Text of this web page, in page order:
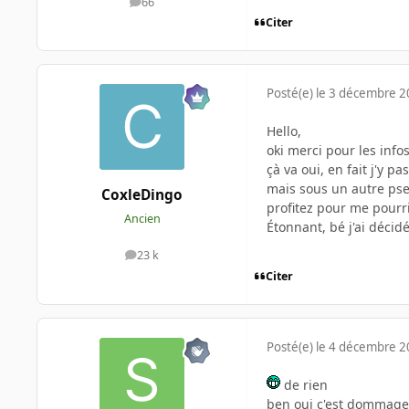
messages
Citer
CoxleDingo
Ancien
23 k
messages
Posté(e) le 3 décembre
Hello,
oki merci pour les
çà va oui, en fait j'y
mais sous un autre
profitez pour me
Étonnant, bé j'ai
Citer
Posté(e) le 4 décembre
de rien
ben oui c'est